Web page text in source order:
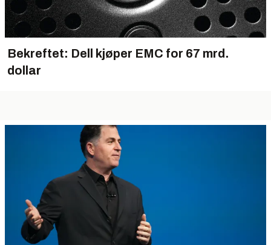
Bekreftet: Dell kjøper EMC for 67 mrd.
dollar